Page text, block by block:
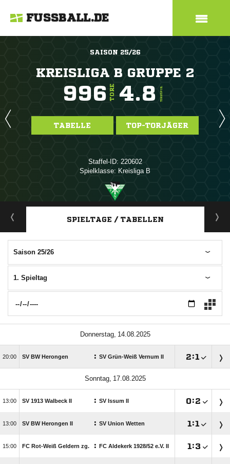
FUSSBALL.DE
SAISON 25/26
KREISLIGA B GRUPPE 2
996 TORE 4.8 TORE/SPIEL
TABELLE TOP-TORJÄGER
Staffel-ID: 220602
Spielklasse: Kreisliga B
ANZEIGE
SPIELTAGE / TABELLEN
Saison 25/26
1. Spieltag
 
 SV BW Herongen : SV Grün-Weiß Vernum II :
 
 SV 1913 Walbeck II : SV Issum II :
 SV BW Herongen II : SV Union Wetten  :
 FC Rot-Weiß Geldern zg. : FC Aldekerk 1928/​52 e.V. II  :